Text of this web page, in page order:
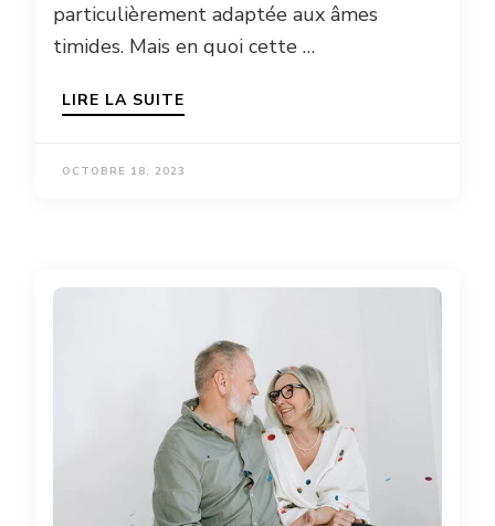
particulièrement adaptée aux âmes
timides. Mais en quoi cette …
LIRE LA SUITE
OCTOBRE 18, 2023